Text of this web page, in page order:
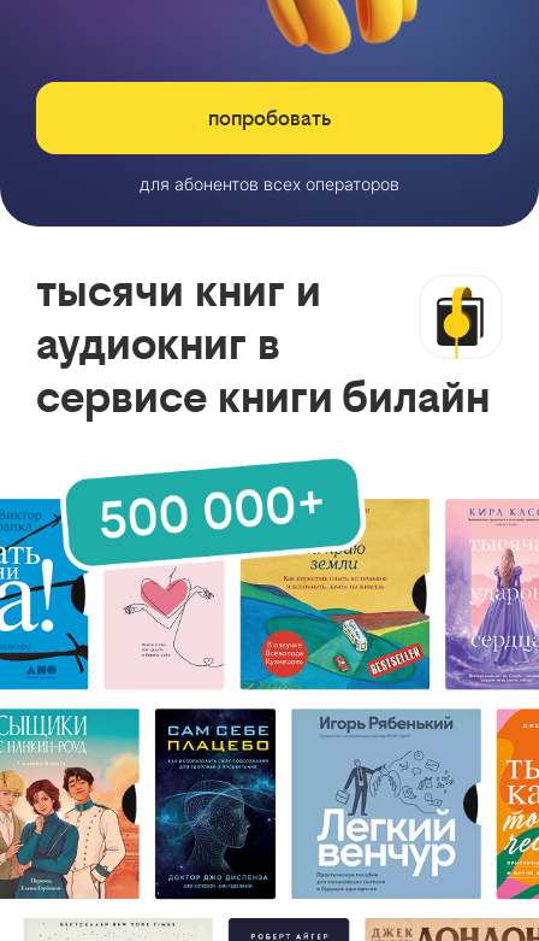
попробовать
для абонентов всех операторов
тысячи книг и
аудиокниг в
сервисе книги билайн